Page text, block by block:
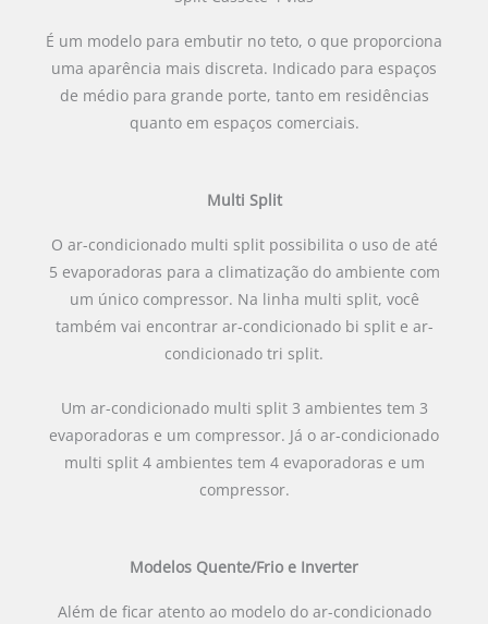
É um modelo para embutir no teto, o que proporciona
uma aparência mais discreta. Indicado para espaços
de médio para grande porte, tanto em residências
quanto em espaços comerciais.
Multi Split
O ar-condicionado multi split possibilita o uso de até
5 evaporadoras para a climatização do ambiente com
um único compressor. Na linha multi split, você
também vai encontrar ar-condicionado bi split e ar-
condicionado tri split.
Um ar-condicionado multi split 3 ambientes tem 3
evaporadoras e um compressor. Já o ar-condicionado
multi split 4 ambientes tem 4 evaporadoras e um
compressor.
Modelos Quente/Frio e Inverter
Além de ficar atento ao modelo do ar-condicionado